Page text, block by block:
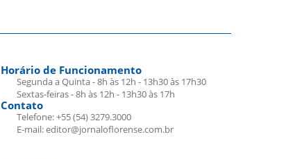
Horário de Funcionamento
Segunda a Quinta - 8h às 12h - 13h30 às 17h30
Sextas-feiras - 8h às 12h - 13h30 às 17h
Contato
Telefone: +55 (54) 3279.3000
E-mail: editor@jornaloflorense.com.br